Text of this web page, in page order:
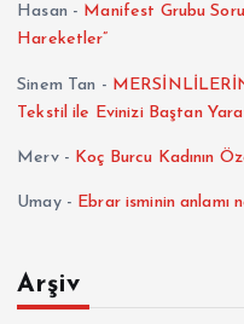
Hasan - Manifest Grubu
Hareketler”
Sinem Tan -
Tekstil ile Evinizi Baştan
Merv- Koç Burcu Kadının
Umay- Ebrar isminin anlamı
Arşiv